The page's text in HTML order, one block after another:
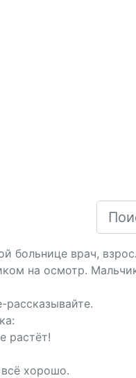
больнице врач,
на осмотр.
растёт!
хорошо.